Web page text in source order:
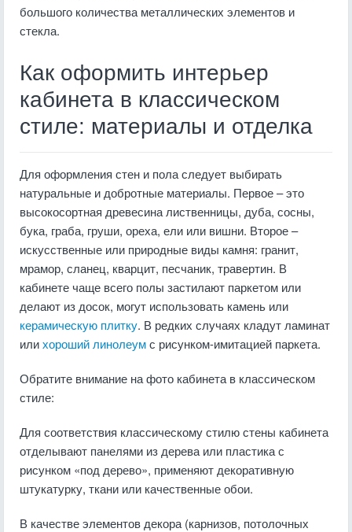
большого количества металлических элементов и
стекла.
Как оформить интерьер
кабинета в классическом
стиле: материалы и отделка
Для оформления стен и пола следует выбирать
натуральные и добротные материалы. Первое – это
высокосортная древесина лиственницы, дуба, сосны,
бука, граба, груши, ореха, ели или вишни. Второе –
искусственные или природные виды камня: гранит,
мрамор, сланец, кварцит, песчаник, травертин. В
кабинете чаще всего полы застилают паркетом или
делают из досок, могут использовать камень или
керамическую плитку. В редких случаях кладут ламинат
илихороший линолеумс рисунком-имитацией паркета.
Обратите внимание на фото кабинета в классическом
стиле:
Для соответствия классическому стилю стены кабинета
отделывают панелями из дерева или пластика с
рисунком «под дерево», применяют декоративную
штукатурку, ткани или качественные обои.
В качестве элементов декора (карнизов, потолочных